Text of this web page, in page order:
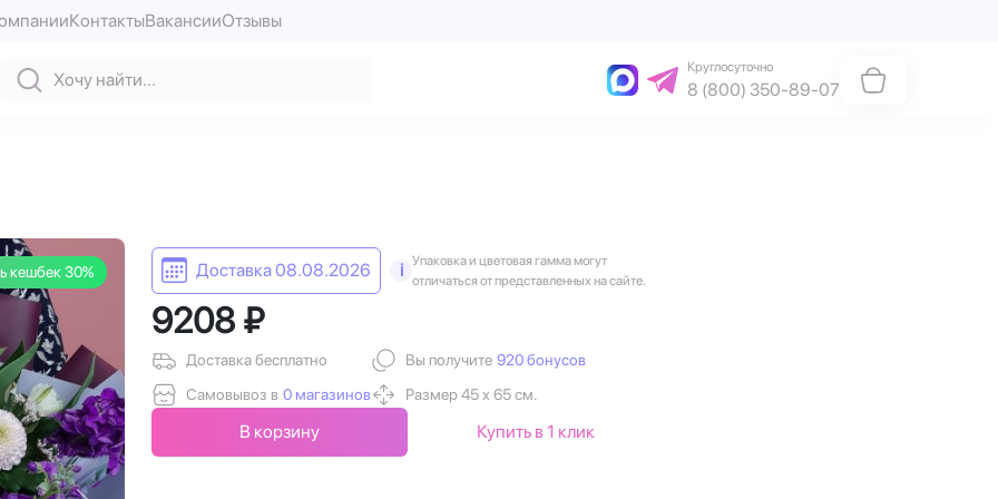
КонтактыВакансииОтзывы
Круглосуточно
8 (800) 350-89-07
кешбек 30% Доставка 08.08.2026 i
Упаковка и цветовая гамма могут
отличаться от представленных на сайте.
9208 ₽
Доставка бесплатно
Самовывоз в 0 магазинов
Вы получите 920 бонусов
Размер 45 х 65 см.
В корзину Купить в 1 клик